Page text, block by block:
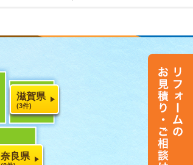
滋賀県
(3件)
奈良県